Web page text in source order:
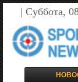
| Суббота,